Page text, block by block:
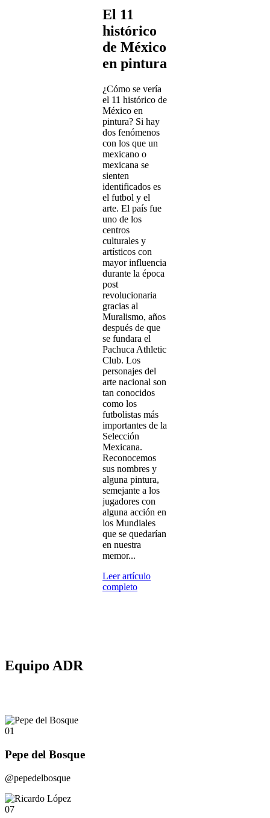
El 11
histórico
de México
en pintura
¿Cómo se vería
el 11 histórico de
México en
pintura? Si hay
dos fenómenos
con los que un
mexicano o
mexicana se
sienten
identificados es
el futbol y el
arte. El país fue
uno de los
centros
culturales y
artísticos con
mayor influencia
durante la época
post
revolucionaria
gracias al
Muralismo, años
después de que
se fundara el
Pachuca Athletic
Club. Los
personajes del
arte nacional son
tan conocidos
como los
futbolistas más
importantes de la
Selección
Mexicana.
Reconocemos
sus nombres y
alguna pintura,
semejante a los
jugadores con
alguna acción en
los Mundiales
que se quedarían
en nuestra
memor...
Leer artículo
completo
Equipo ADR
01
Pepe del Bosque
@pepedelbosque
07